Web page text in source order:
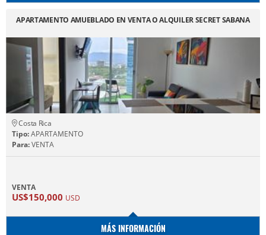
APARTAMENTO AMUEBLADO EN VENTA O ALQUILER SECRET SABANA
Costa Rica
Tipo:APARTAMENTO
Para:VENTA
VENTA
US$150,000 USD
MÁS INFORMACIÓN